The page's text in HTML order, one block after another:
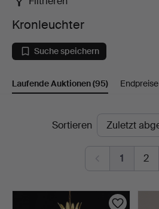
Kronleuchter
Kronleuchter
Suche speichern
Laufende Auktionen(95) Endpreise
LaufendeSortieren
1 2